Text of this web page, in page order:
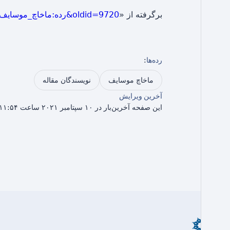
برگرفته از «https://fa.islamicdata.ru/index.php?title=رده:ماخاچ_موسایف_(مقاله‌نویس)&oldid=9720
رده‌ها:
ماخاچ موسایف
نویسندگان مقاله
آخرین ویرایش
این صفحه آخرین‌بار در ۱۰ سپتامبر ۲۰۲۱ ساعت ۱۱:۵۴ ویرایش شده است.